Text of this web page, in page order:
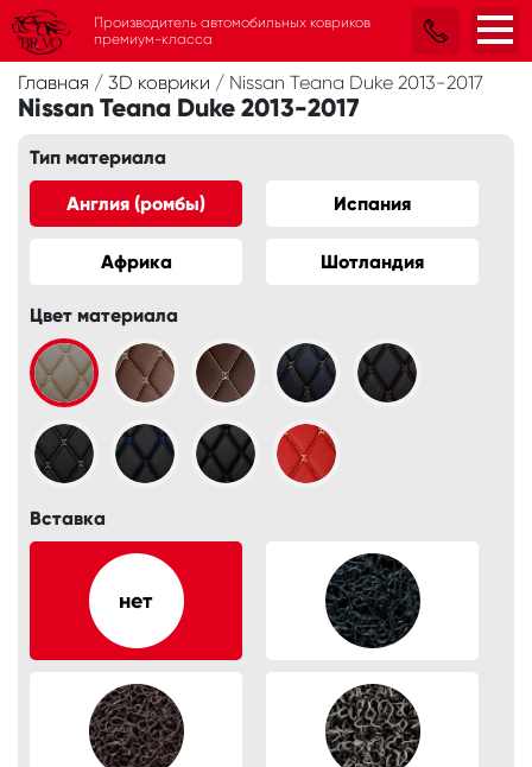
Главная / 3D коврики / Nissan Teana Duke 2013-2017
Nissan Teana Duke 2013-2017
Тип материала
Англия (ромбы) Испания
Африка Шотландия
Цвет материала
Вставка
Производитель автомобильных ковриков
премиум-класса